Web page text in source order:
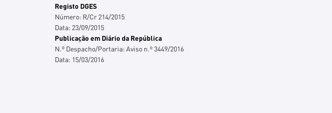
Registo DGES
Número: R/Cr 214/2015
Data: 23/09/2015
Publicação em Diário da República
N.º Despacho/Portaria: Aviso n.º 3449/2016
Data: 15/03/2016